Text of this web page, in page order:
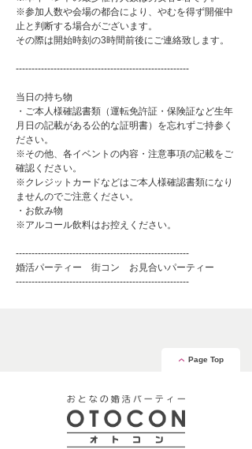
※参加人数や会場の都合により、やむを得ず開催中
止と判断する場合がございます。
その際は開始時刻の3時間前後にご連絡致します。
-------------------------------------------------------
当日の持ち物
・ご本人様確認書類（運転免許証・保険証など生年
月日の記載がある公的な証明書）を忘れずご持参く
ださい。
※その他、各イベントの内容・注意事項の記載をご
確認ください。
※クレジットカードなどはご本人様確認書類になり
ませんのでご注意ください。
・お飲み物
※アルコール飲料はお控えください。
-------------------------------------------------------
婚活パーティー 街コン お見合いパーティー
-------------------------------------------------------
Page Top